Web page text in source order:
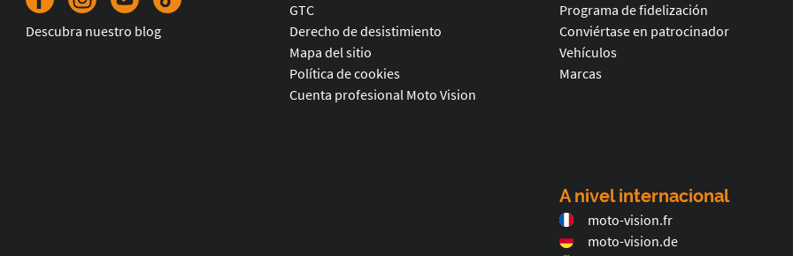
Descubra nuestro blog
GTC
Derecho de desistimiento
Mapa del sitio
Política de cookies
Cuenta profesional Moto Vision
Programa de fidelización
Conviértase en patrocinador
Vehículos
Marcas
A nivel internacional
moto-vision.fr
moto-vision.de